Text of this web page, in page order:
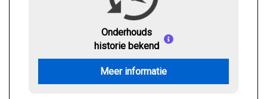
Onderhouds
historie bekend
Meer informatie